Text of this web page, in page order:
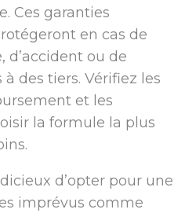
Ces garanties
en cas de
d’accident ou de
des tiers. Vérifiez les
et les
la formule la plus
d’opter pour une
imprévus comme